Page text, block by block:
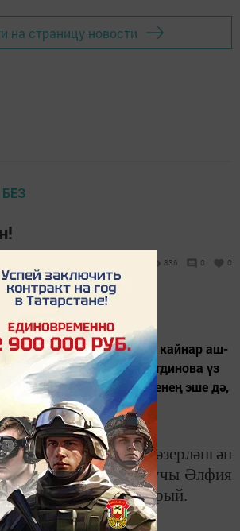
на страницу новости
836 0 0
ашханәсендә әзерләнгән кайнар аш-
чыгучы Әлфия Насретдинова үз
-Тамагы тук игенченең эше дә,
ашханәсендә әзерләнгән
басуларга алып чыгучы Әлфия
эшенә бик җитди карый.